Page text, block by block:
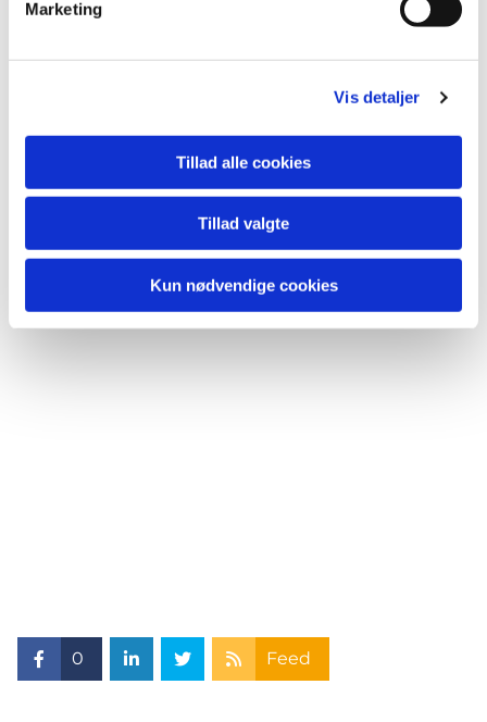
Marketing
Vis detaljer
Tillad alle cookies
Tillad valgte
Kun nødvendige cookies
0 Feed